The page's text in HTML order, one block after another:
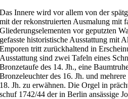
Das Innere wird vor allem von der
mit der rekonstruierten Ausmalung mit
Gliederungselementen vor geputzten
gefasste historistische Ausstattung mit
Emporen tritt zurückhaltend in
Ausstattung sind zwei Tafeln eines
Bronzetaufe des 14. Jh., eine
Bronzeleuchter des 16. Jh. und
18. Jh. zu erwähnen. Die Orgel in
schuf 1742/44 der in Berlin ansässige